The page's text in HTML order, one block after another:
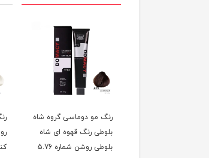
رنگ مو دوماسی گروه شاه
بلوطی رنگ قهوه ای شاه
بلوطی روشن شماره 5.76